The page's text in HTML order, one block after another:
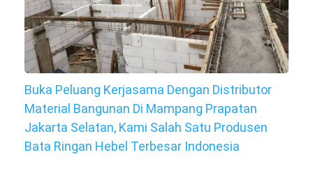
Buka Peluang Kerjasama Dengan Distributor
Material Bangunan Di Mampang Prapatan
Jakarta Selatan, Kami Salah Satu Produsen
Bata Ringan Hebel Terbesar Indonesia